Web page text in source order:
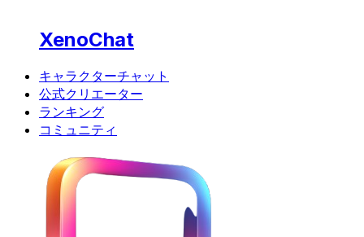
XenoChat
キャラクターチャット
公式クリエーター
ランキング
コミュニティ